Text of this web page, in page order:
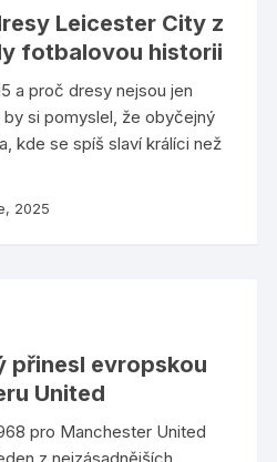
Leicester City z
fotbalovou historii
a proč dresy nejsou jen
by si pomyslel, že obyčejný
kde se spíš slaví králíci než
2025
přinesl evropskou
United
pro Manchester United